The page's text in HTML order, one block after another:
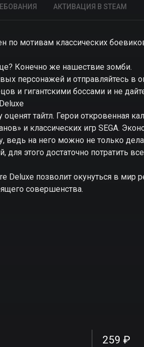
АКТИВАЦИЯ В STEAM
по мотивам классических
Конечно же нашествие зомби.
персонажей и отправляйтесь в
и гигантскими боссами и не
тайтл. Герои откровенная
и классических игр SEGA.
ведь на него можно не только
этого достаточно потратить
позволит окунуться в мир
совершенства.
259 ₽